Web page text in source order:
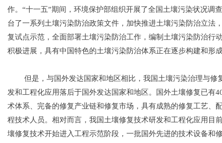
作。 “十一五”期间，环境保护部组织开展了全国土壤污染状况调
台了一系列土壤污染防治政策文件，加快推进土壤污染防治立法
复试点示范，全面部署土壤污染防治工作，编制土壤污染防治行
积极进展， 具有中国特色的土壤污染防治体系正在逐步构建和形
但是，与国外发达国家和地区相比，我国土壤污染治理与
发和工程化应用落后于国外发达国家和地区。国外土壤修复已有
术体系、完备的修复产业链和修复市场，具有成熟的修复工艺、
程技术人员。相对而言，我国土壤修复技术研发和工程化应用目
壤修复技术开始进入工程示范阶段，一批国外先进的技术设备和